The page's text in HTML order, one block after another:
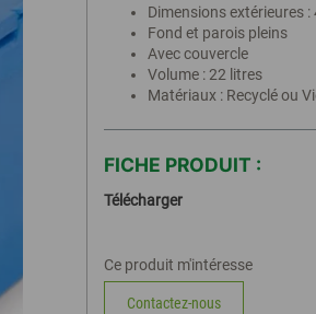
Dimensions extérieures
Fond et parois pleins
Avec couvercle
Volume : 22 litres
Matériaux : Recyclé ou
FICHE PRODUIT :
Télécharger
Ce produit m'intéresse
Contactez-nous